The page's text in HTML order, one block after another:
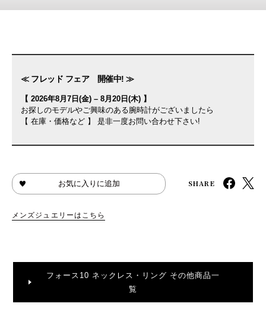
≪ フレッド フェア 開催中! ≫
【 2026年8月7日(金) – 8月20日(木) 】
お探しのモデルやご興味のある腕時計がございましたら
【 在庫・価格など 】 是非一度お問い合わせ下さい!
お気に入りに追加 SHARE
メンズジュエリーはこちら
フォース10 ネックレス・リング その他商品一
覧